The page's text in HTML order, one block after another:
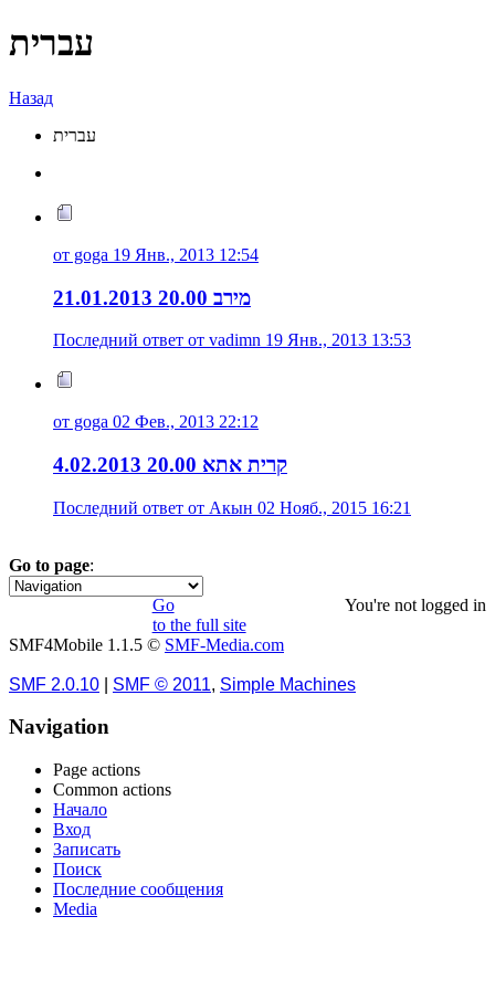
עברית
Назад
עברית
от goga 19 Янв., 2013 12:54
21.01.2013 20.00 מירב
Последний ответ от vadimn 19 Янв., 2013 13:53
от goga 02 Фев., 2013 22:12
4.02.2013 20.00 קרית אתא
Последний ответ от Акын 02 Нояб., 2015 16:21
Go to page:
1
You're not logged in
Go
to the full site
SMF4Mobile 1.1.5 © SMF-Media.com
SMF 2.0.10 SMF © 2011, Simple Machines
Navigation
Page actions
Common actions
Начало
Вход
Записать
Поиск
Последние сообщения
Media